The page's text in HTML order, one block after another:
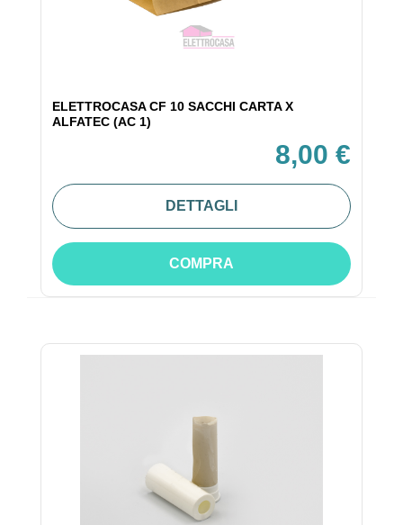
ELETTROCASA CF 10 SACCHI CARTA X
ALFATEC (AC 1)
8,00 €
DETTAGLI
COMPRA